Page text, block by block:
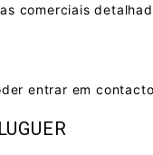
comerciais
entrar em